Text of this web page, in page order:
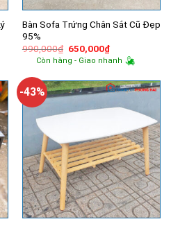
Bàn Sofa Trứng Chân Sắt Cũ Đẹp
95%
990,000₫ Giá
gốc
là:
650,000₫Giá
hiện
tại
650,000₫.
Còn hàng - Giao nhanh
-43%